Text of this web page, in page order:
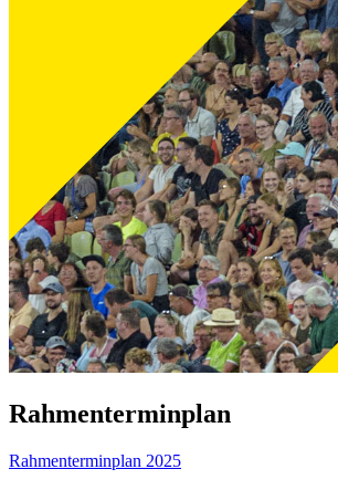
Rahmenterminplan
Rahmenterminplan 2025